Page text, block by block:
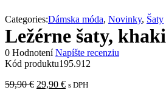
Categories:Dámska móda, Novinky, Šaty
Ležérne šaty, khaki
0 Hodnotení Napíšte recenziu
Kód produktu195.912
59,90€ Pôvodná
29,90 €Aktuálna
s DPH